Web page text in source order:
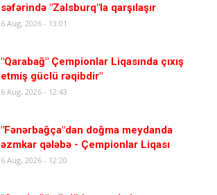
səfərində "Zalsburq"la qarşılaşır
6 Aug, 2026 - 13:01
"Qarabağ" Çempionlar Liqasında çıxış
etmiş güclü rəqibdir"
6 Aug, 2026 - 12:43
"Fənərbağça"dan doğma meydanda
əzmkar qələbə - Çempionlar Liqası
6 Aug, 2026 - 12:20